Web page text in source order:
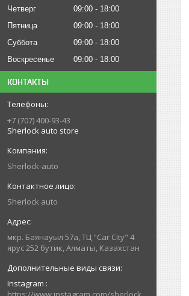
Четверг
09:00
18:00
Пятница
09:00
18:00
Суббота
09:00
18:00
Воскресенье
09:00 18:00
КОНТАКТЫ
+7 (707) 400-93-43
Sherlock auto store
Sherlock-auto
Sherlock auto
мкр. Баянауыл 57а, ТЦ "Car Сity" 4
ярус 252 бутик, Алматы, Казахстан
Instagram